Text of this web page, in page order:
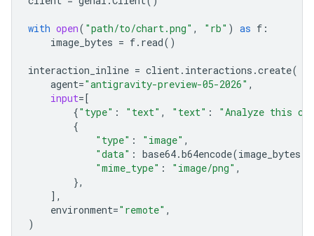
with open( "path/to/chart.png" , "rb" ) as f :
image_bytes = f. read()
interaction_inline = client. interactions .create(
agent="antigravity-preview-05-2026" ,
input=[
{"type" : "text" , "text" :
"Analyze this
{
"type" : "image" ,
"data" : base64.b64encode(image_bytes
"mime_type" : "image/png" ,
},
],
environment="remote" ,
)